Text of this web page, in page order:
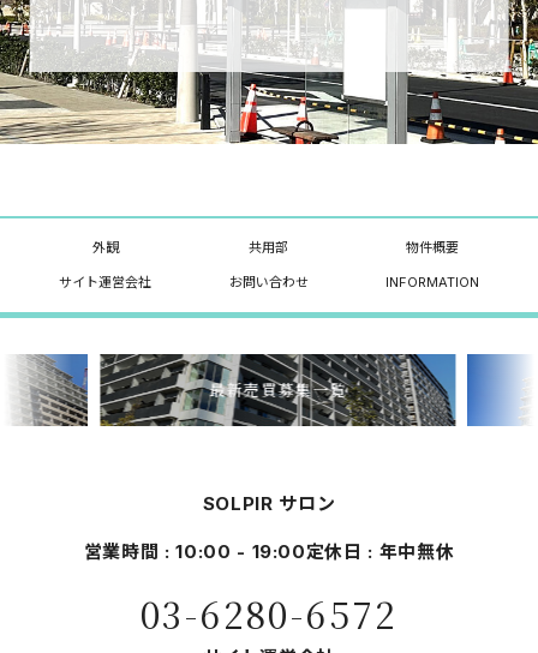
外観 共用部 物件概要
サイト運営会社 お問い合わせ INFORMATION
最新売買募集一覧
SOLPIR サロン
営業時間 : 10:00 - 19:00定休日 : 年中無休
03-6280-6572